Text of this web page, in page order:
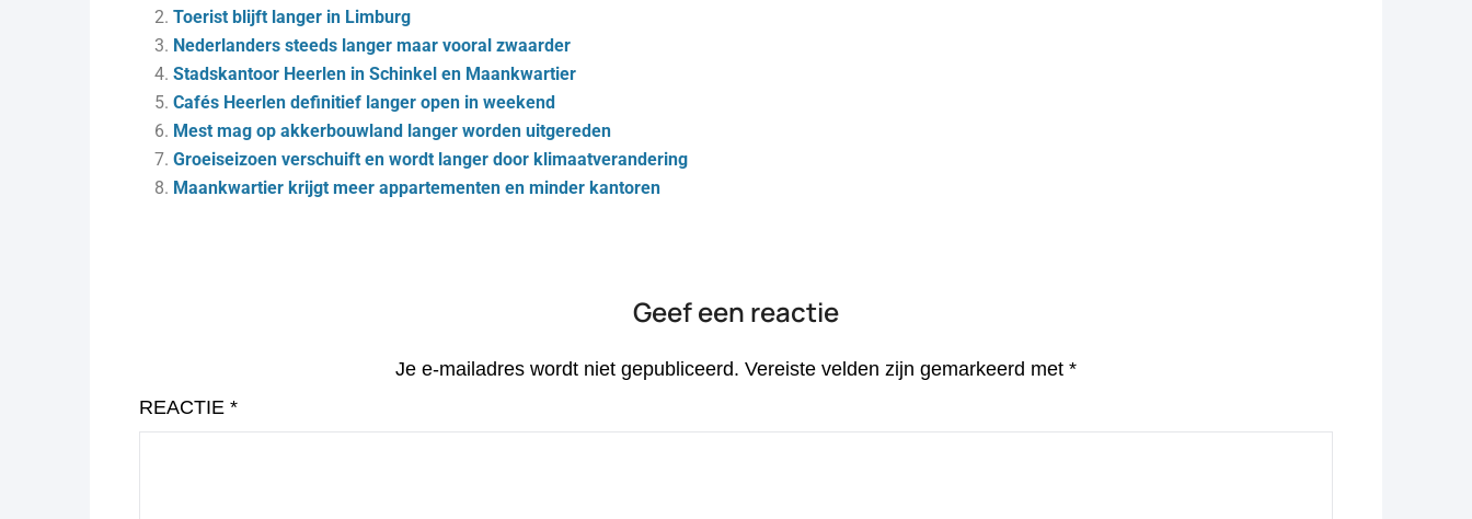
Toerist blijft langer in Limburg
Nederlanders steeds langer maar vooral zwaarder
Stadskantoor Heerlen in Schinkel en Maankwartier
Cafés Heerlen definitief langer open in weekend
Mest mag op akkerbouwland langer worden uitgereden
Groeiseizoen verschuift en wordt langer door klimaatverandering
Maankwartier krijgt meer appartementen en minder kantoren
Geef een reactie
Je e-mailadres wordt niet gepubliceerd. Vereiste velden zijn gemarkeerd met *
REACTIE *